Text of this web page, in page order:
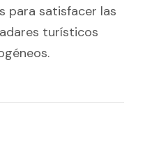
para satisfacer las
turísticos